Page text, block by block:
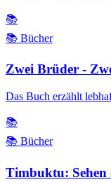
📚
📚 Bücher
Zwei Brüder -
Das Buch erzählt
📚
📚 Bücher
Timbuktu: Sehen